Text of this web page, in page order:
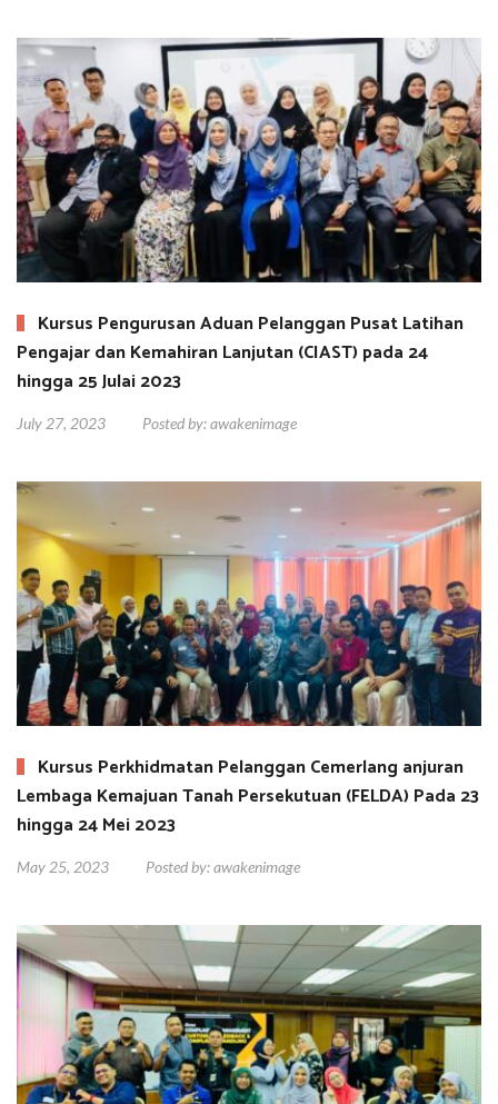
Kursus Pengurusan Aduan Pelanggan Pusat Latihan
Pengajar dan Kemahiran Lanjutan (CIAST) pada 24
hingga 25 Julai 2023
July 27, 2023 Posted by:awakenimage
Kursus Perkhidmatan Pelanggan Cemerlang anjuran
Lembaga Kemajuan Tanah Persekutuan (FELDA) Pada 23
hingga 24 Mei 2023
May 25, 2023 Posted by:awakenimage